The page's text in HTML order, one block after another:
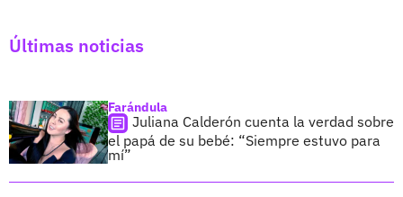
Últimas noticias
Farándula
Juliana Calderón cuenta la verdad sobre
el papá de su bebé: “Siempre estuvo para
mí”